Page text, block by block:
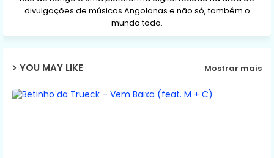
divulgações de músicas Angolanas e não só, também o
mundo todo.
YOU MAY LIKE Mostrar mais